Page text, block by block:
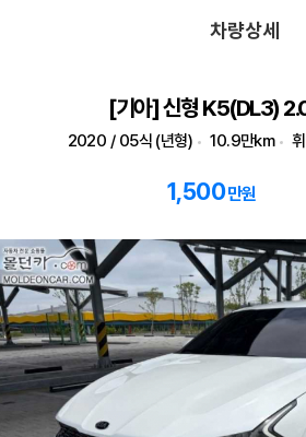
차량상세
[기아] 신형 K5(DL3)
2020 / 05식 (년형) 10.9만km
1,500만원